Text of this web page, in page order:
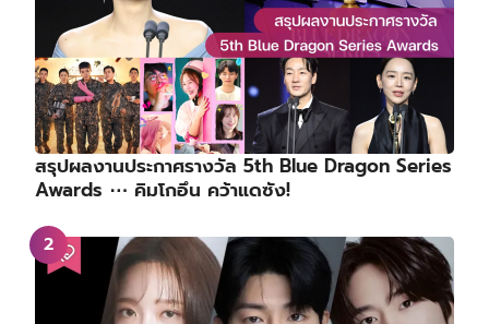
สรุปผลงานประกาศรางวัล 5th Blue Dragon Series
Awards ⋯ คิมโกอึน คว้าแดซัง!